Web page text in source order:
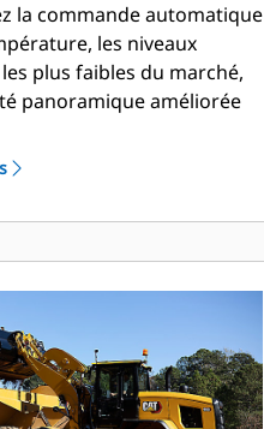
la commande automatique
les niveaux
plus faibles du marché,
panoramique améliorée
effort qui suivent vos
sur le siège à
entièrement réglable.
Caterpillar et aux
prévisibles souples et
en font le siège le plus
du chantier.